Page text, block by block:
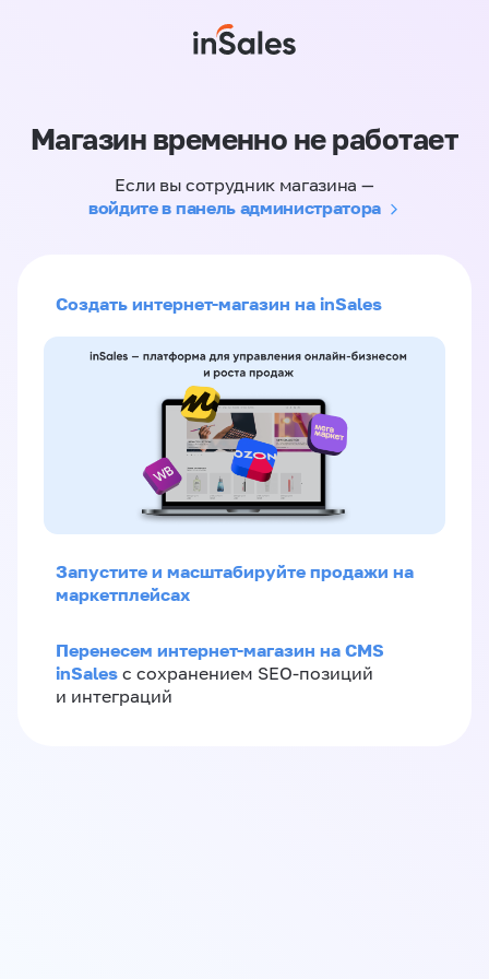
Магазин временно не работает
Если вы сотрудник магазина —
войдите в панель администратора
Создать интернет-магазин на inSales
Запустите и масштабируйте продажи на
маркетплейсах
Перенесем интернет-магазин на CMS
inSales с сохранением SEO-позиций
и интеграций